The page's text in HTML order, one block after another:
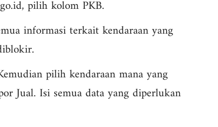
pilih kolom PKB.
informasi terkait kendaraan yang
pilih kendaraan mana yang
Jual. Isi semua data yang diperlukan